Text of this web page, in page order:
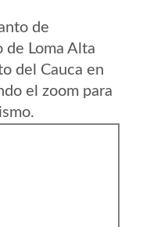
de
de Loma Alta
del Cauca en
el zoom para